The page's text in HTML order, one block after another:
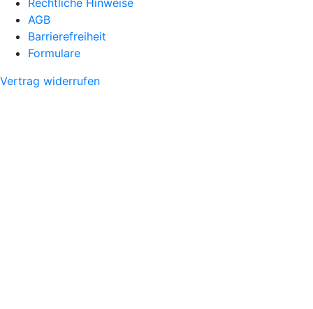
AGB
Barrierefreiheit
Formulare
Vertrag widerrufen